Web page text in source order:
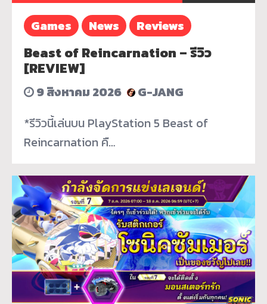
Games News Reviews
Beast of Reincarnation – รีวิว
[REVIEW]
9 สิงหาคม 2026
G-JANG
*รีวิวนี้เล่นบน PlayStation 5 Beast of
Reincarnation คื…